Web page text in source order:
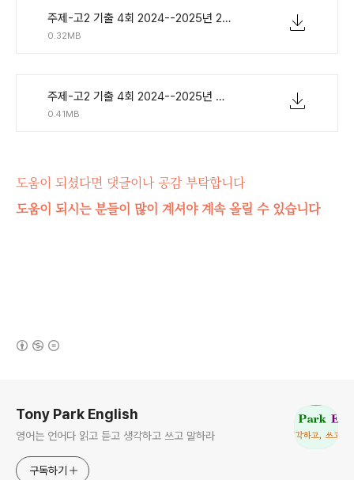
주제-고2 기출 4회 2024--2025년 2단계 - 지문만.pdf
0.32MB
주제-고2 기출 4회 2024--2025년 3단계 - 확인한줄해석.pdf
0.41MB
도움이 되셨다면 댓글이나 공감 부탁합니다
도움이 되시는 분들이 많이 계셔야 계속 올릴 수 있습니다
Tony Park English
영어는 언어다 읽고 듣고 생각하고 쓰고 말하라
구독하기